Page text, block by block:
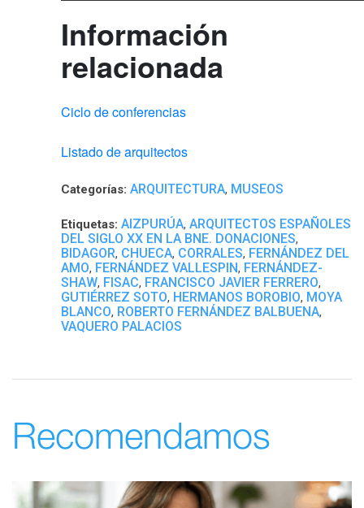
Información
relacionada
Ciclo de conferencias
Listado de arquitectos
Categorías: ARQUITECTURA, MUSEOS
Etiquetas: AIZPURÚA, ARQUITECTOS ESPAÑOLES
DEL SIGLO XX EN LA BNE. DONACIONES,
BIDAGOR, CHUECA, CORRALES, FERNÁNDEZ DEL
AMO, FERNÁNDEZ VALLESPIN, FERNÁNDEZ-
SHAW, FISAC, FRANCISCO JAVIER FERRERO,
GUTIÉRREZ SOTO, HERMANOS BOROBIO, MOYA
BLANCO, ROBERTO FERNÁNDEZ BALBUENA,
VAQUERO PALACIOS
Recomendamos